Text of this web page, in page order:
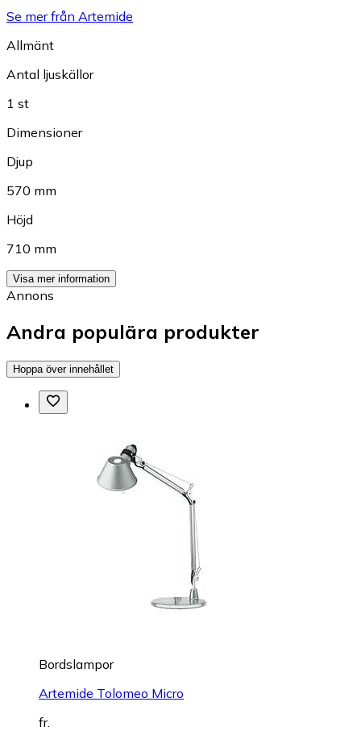
Se mer från Artemide
Allmänt
Antal ljuskällor
1 st
Dimensioner
Djup
570 mm
Höjd
710 mm
Visa mer information
Annons
Andra populära produkter
Hoppa över innehållet
Bordslampor
Artemide Tolomeo Micro
fr.